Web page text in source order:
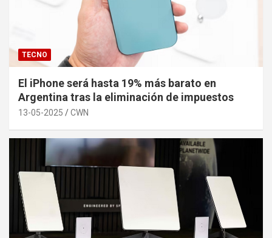
TECNO
El iPhone será hasta 19% más barato en
Argentina tras la eliminación de impuestos
13-05-2025 CWN